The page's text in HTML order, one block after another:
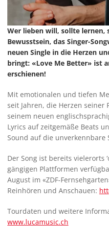
Wer lieben will, sollte lernen,
Bewusstsein, das Singer-
neuen Single in die Herzen
bringt: «Love Me Better» ist
erschienen!
Mit emotionalen und tiefen
seit Jahren, die Herzen seiner
seinem neuen
Lyrics auf zeitgemäße Beats
Sound auf die unverkennbare
Der Song ist bereits vielerorts
gängigen Plattformen
August im «ZDF-
Reinhören und Anschauen:
Tourdaten und weitere
www.lucamusic.ch